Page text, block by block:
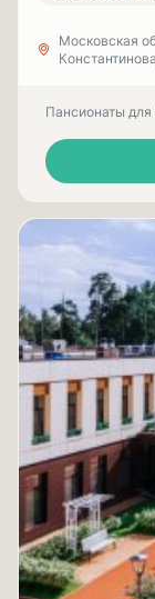
Московская
Пансионаты